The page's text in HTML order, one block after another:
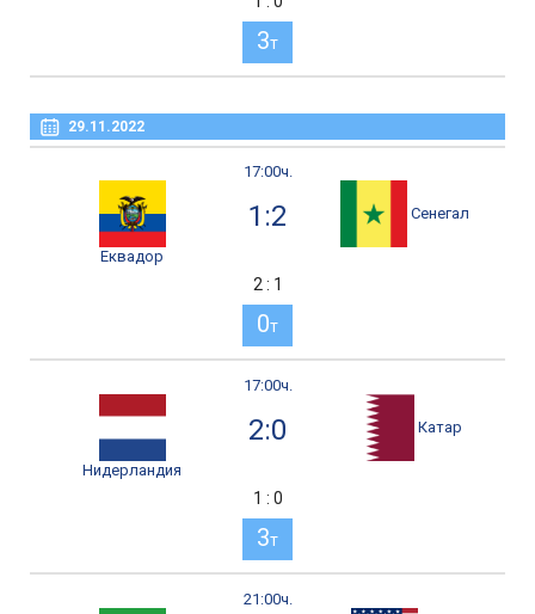
3т
29.11.2022
17:00ч.
Еквадор
1:2 Сенегал
2 : 1
0т
17:00ч.
Нидерландия
2:0 Катар
1 : 0
3т
21:00ч.